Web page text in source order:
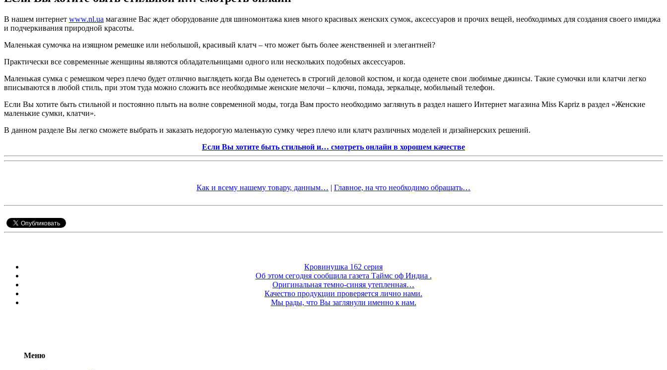
В нашем интернет www.nl.ua магазине Вас ждет оборудование для шиномонтажа киев много красивых женских сумок, аксессуаров и прочих вещей, необходимых для создания своего имиджа
и подчеркивания природной красоты.
Маленькая сумочка на изящном ремешке или небольшой, красивый клатч – что может быть более женственней и элегантней?
Практически все современные женщины являются обладательницами одного или нескольких подобных аксессуаров.
Маленькая сумка с ремешком через плечо будет отлично выглядеть когда Вы оденетесь в строгий деловой костюм, и когда оденете свои любимые джинсы. Такие сумочки или клатчи легко
вписываются в любой стиль, при этом туда можно сложить все необходимые женские мелочи – ключи, помада, зеркальце, мобильный телефон.
Если Вы хотите быть стильной и постоянно плыть на волне современной моды, тогда Вам просто необходимо заглянуть в раздел нашего Интернет магазина Miss Kapriz в раздел «Женские
маленькие сумки, клатчи».
В данном разделе Вы легко сможете выбрать и заказать недорогую маленькую сумку через плечо или клатч различных моделей и дизайнерских решений.
Если Вы хотите быть стильной и… смотреть онлайн в хорошем качестве
Как и всему нашему товару, данным… | Главное, на что необходимо обращать…
Кровинушка 162 серия
Об этом сегодня сообщила газета Таймс оф Индиа .
Оригинальная темно-синяя утепленная…
Качество продукции проверяется лично нами.
Мы рады, что Вы заглянули именно к нам.
Меню